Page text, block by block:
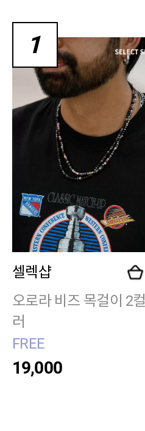
1
셀렉샵
오로라 비즈 목걸이 2컬
러
FREE
19,000